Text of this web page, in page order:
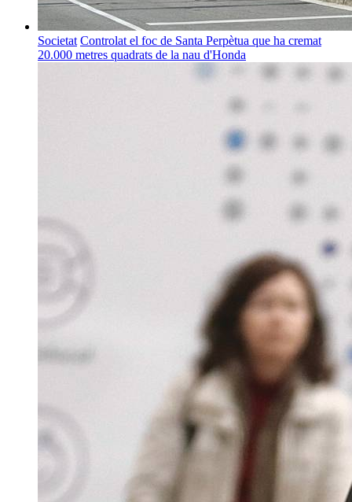
Societat Controlat el foc de Santa Perpètua que ha cremat
20.000 metres quadrats de la nau d'Honda